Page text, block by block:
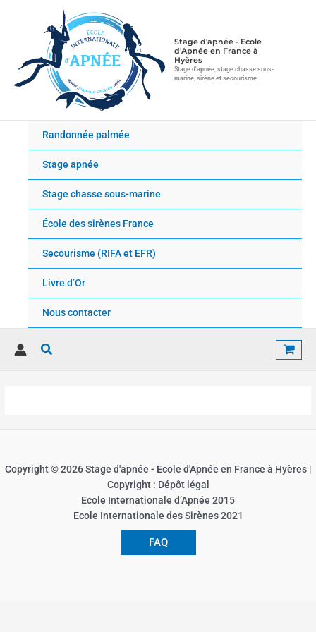
Stage d'apnée - Ecole
d'Apnée en France à
Hyères
Stage d'apnée, stage chasse sous-
marine, sirène et secourisme
Randonnée palmée
Stage apnée
Stage chasse sous-marine
École des sirènes France
Secourisme (RIFA et EFR)
Livre d’Or
Nous contacter
Rechercher
Copyright © 2026 Stage d'apnée - Ecole d'Apnée en France à Hyères |
Copyright : Dépôt légal
Ecole Internationale d’Apnée 2015
Ecole Internationale des Sirènes 2021
FAQ